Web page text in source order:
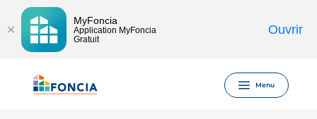
MyFoncia
Application MyFoncia
Gratuit
Ouvrir
Menu